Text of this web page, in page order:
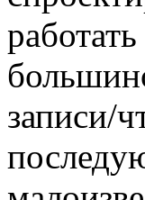
записи/